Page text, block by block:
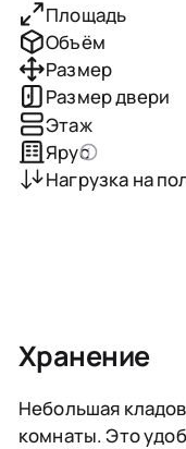
Площадь
Объём
Размер
Размер двери
Этаж
Ярус
Нагрузка на
Хранение
Небольшая
комнаты. Это